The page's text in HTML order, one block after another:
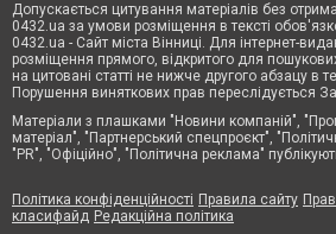
Допускається цитування матеріалів без
0432.ua за умови розміщення в тексті
0432.ua - Сайт міста Вінниці. Для інтернет-
розміщення прямого, відкритого для
на цитовані статті не нижче другого абзацу в
Порушення виняткових прав переслідується
Матеріали з плашками "Новини компаній",
матеріал", "Партнерський спецпроєкт",
"PR", "Офіційно", "Політична реклама"
Політика конфіденційності Правила сайту
класифайд Редакційна політика